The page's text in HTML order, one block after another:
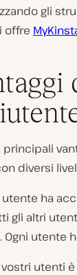
gli
offre
principali
diversi
utente ha
gli altri
Ogni utente
utenti